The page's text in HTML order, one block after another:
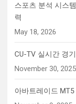
스포츠 분석 시스
력
May 18, 2026
CU-TV 실시간 경
November 30, 2025
아바트레이드